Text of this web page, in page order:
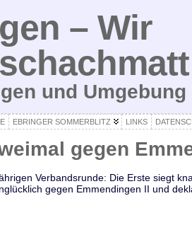
– Wir
und Umgebung
EBRINGER SOMMERBLITZ LINKS
gegen
Verbandsrunde: Die Erste siegt
gegen Emmendingen II und